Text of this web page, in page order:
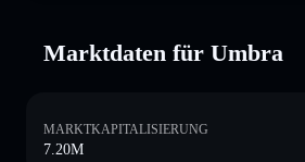
Marktdaten für Umbra
MARKTKAPITALISIERUNG
7.20M